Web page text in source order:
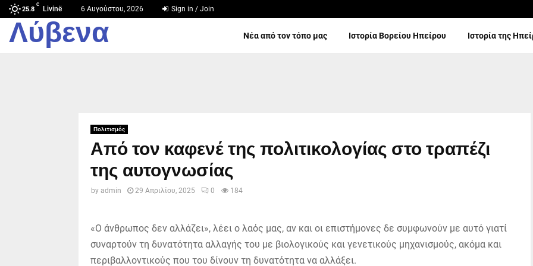
25.8
C
Livinë 6 Αυγούστου, 2026 Sign in / Join
Λύβενα Νέα από τον τόπο μας Ιστορία Βορείου Ηπείρου Ιστορία της
Πολιτισμός
Από τον καφενέ της πολιτικολογίας στο τραπέζι
της αυτογνωσίας
by admin 29 Απριλίου, 2025 0 184
«Ο άνθρωπος δεν αλλάζει», λέει ο λαός μας, αν και οι επιστήμονες δε συμφωνούν με αυτό γιατί
συναρτούν τη δυνατότητα αλλαγής του με βιολογικούς και γενετικούς μηχανισμούς, ακόμα και
περιβαλλοντικούς που του δίνουν τη δυνατότητα να αλλάξει.